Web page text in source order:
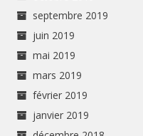
septembre 2019
juin 2019
mai 2019
mars 2019
février 2019
janvier 2019